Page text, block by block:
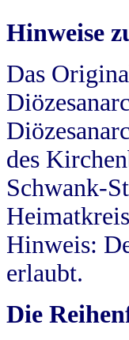
Hinweise
Das
des
Schwank-
Hinweis:
erlaubt.
Die